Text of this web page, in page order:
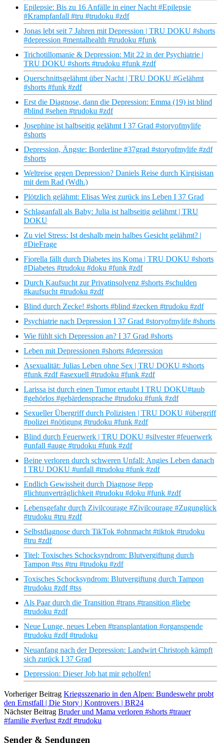
Epilepsie: Bis zu 16 Anfälle in einer Nacht #Epilepsie
#Krampfanfall #tru #trudoku #zdf
Jonas lebt seit 7 Jahren mit Depression | TRU DOKU #shorts
#depression #mentalhealth #trudoku #funk
Trichotillomanie & Depression: Mit 22 in der Psychiatrie |
TRU DOKU #shorts #trudoku #funk #zdf
Querschnittsgelähmt über Nacht | TRU DOKU #Gelähmt
#shorts #funk #zdf
Erst die Diagnose, dann die Depression: Emma (19) ist blind
#blind #sehen #trudoku #zdf
Josephine ist halbseitig gelähmt I 37 Grad #storyofmylife
#shorts
Depression, Ängste: Borderline #37grad #storyofmylife #zdf
#shorts
Weltreise gegen Depression? Daniels Reise durch Kirgisistan
mit dem Rad (Wdh.)
Plötzlich gelähmt: Elisas Weg zurück ins Leben I 37 Grad
Schlaganfall als Baby: Julia ist halbseitig gelähmt | TRU
DOKU
Zu viel Stress: Ist deshalb mein halbes Gesicht gelähmt? |
#DieFrage
Fiorella fällt durch Diabetes ins Koma | TRU DOKU #shorts
#Diabetes #trudoku #doku #funk #zdf
Durch Kaufsucht zur Privatinsolvenz #shorts #schulden
#kaufsucht #trudoku #zdf
Blind durch Zecke! #shorts #blind #zecken #trudoku #zdf
Psychiatrie nach Depression I 37 Grad #storyofmylife #shorts
Wie fühlt sich Depression an? I 37 Grad #shorts
Leben mit Depressionen #shorts #depression
Asexualität: Julias Leben ohne Sex | TRU DOKU #shorts
#funk #zdf #asexuell #trudoku #funk #zdf
Larissa ist durch einen Tumor ertaubt I TRU DOKU#taub
#gehörlos #gebärdensprache #trudoku #funk #zdf
Sexueller Übergriff durch Polizisten | TRU DOKU #übergriff
#polizei #nötigung #trudoku #funk #zdf
Blind durch Feuerwerk | TRU DOKU #silvester #feuerwerk
#unfall #auge #trudoku #funk #zdf
Beine verloren durch schweren Unfall: Angies Leben danach
I TRU DOKU #unfall #trudoku #funk #zdf
Endlich Gewissheit durch Diagnose #epp
#lichtunverträglichkeit #trudoku #doku #funk #zdf
Lebensgefahr durch Zivilcourage #Zivilcourage #Zugunglück
#trudoku #tru #zdf
Selbstdiagnose durch TikTok #ohnmacht #tiktok #trudoku
#tru #zdf
Titel: Toxisches Schocksyndrom: Blutvergiftung durch
Tampon #tss #tru #trudoku #zdf
Toxisches Schocksyndrom: Blutvergiftung durch Tampon
#trudoku #zdf #tss
Als Paar durch die Transition #trans #transition #liebe
#trudoku #zdf
Neue Lunge, neues Leben #transplantation #organspende
#trudoku #zdf #trudoku
Neuanfang nach der Depression: Landwirt Christoph kämpft
sich zurück I 37 Grad
Depression: Dieser Job hat mir geholfen!
Vorheriger Beitrag Kriegsszenario in den Alpen: Bundeswehr probt
den Ernstfall | Die Story | Kontrovers | BR24
Nächster Beitrag Bruder und Mama verloren #shorts #trauer
#familie #verlust #zdf #trudoku
Sender & Sendungen